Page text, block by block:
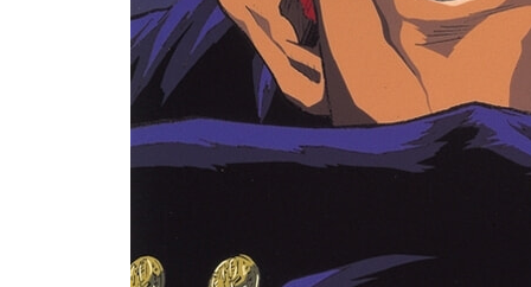
[TV DISC 4-6]
- 본 편(22~40화)
- SUPPLEMENT(부가영상 및 음성)
* TV 스페셜